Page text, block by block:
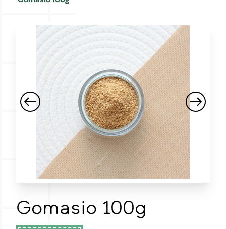
Gomasio 100g